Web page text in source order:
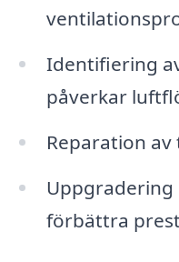
Identifiering
påverkar
Reparation
Uppgradering
förbättra